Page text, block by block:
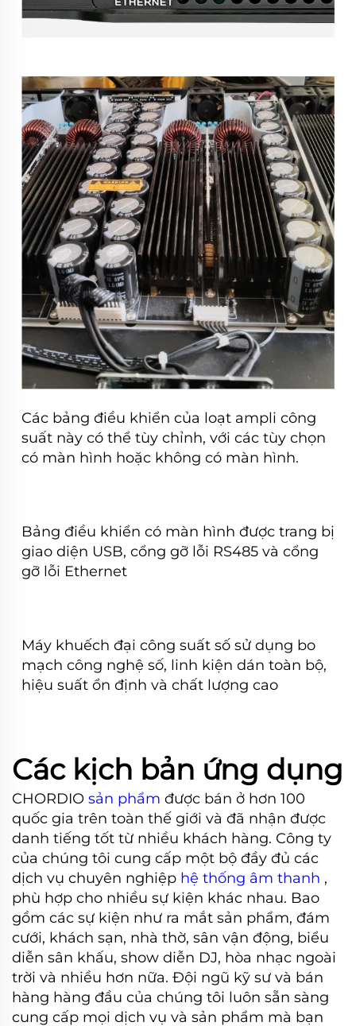
Các bảng điều khiển của loạt ampli công
suất này có thể tùy chỉnh, với các tùy chọn
có màn hình hoặc không có màn hình.
Bảng điều khiển có màn hình được trang bị
giao diện USB, cổng gỡ lỗi RS485 và cổng
gỡ lỗi Ethernet
Máy khuếch đại công suất số sử dụng bo
mạch công nghệ số, linh kiện dán toàn bộ,
hiệu suất ổn định và chất lượng cao
Các kịch bản ứng dụng
CHORDIO sản phẩm được bán ở hơn 100
quốc gia trên toàn thế giới và đã nhận được
danh tiếng tốt từ nhiều khách hàng. Công ty
của chúng tôi cung cấp một bộ đầy đủ các
dịch vụ chuyên nghiệp hệ thống âm thanh ,
phù hợp cho nhiều sự kiện khác nhau. Bao
gồm các sự kiện như ra mắt sản phẩm, đám
cưới, khách sạn, nhà thờ, sân vận động, biểu
diễn sân khấu, show diễn DJ, hòa nhạc ngoài
trời và nhiều hơn nữa. Đội ngũ kỹ sư và bán
hàng hàng đầu của chúng tôi luôn sẵn sàng
cung cấp mọi dịch vụ và sản phẩm mà bạn